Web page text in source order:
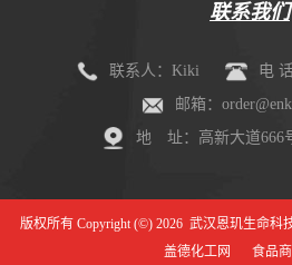
联系我们
联系人：Kiki
电
邮箱：
地 址：高新大道666
版权所有 Copyright (©) 2026 武汉恩玑生命科
盖德化工网
食品